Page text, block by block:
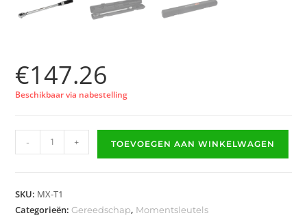
€147.26
Beschikbaar via nabestelling
- + TOEVOEGEN AAN WINKELWAGEN
SKU: MX-T1
Categorieën:Gereedschap, Momentsleutels